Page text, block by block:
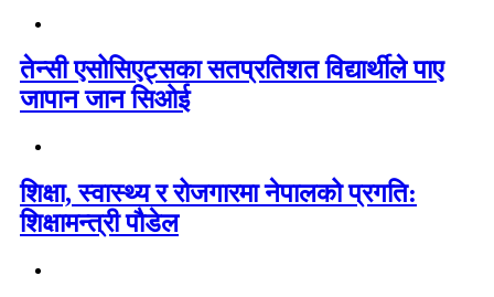
तेन्सी एसोसिएट्सका सतप्रतिशत विद्यार्थीले पाए
जापान जान सिओई
शिक्षा, स्वास्थ्य र रोजगारमा नेपालको प्रगति:
शिक्षामन्त्री पौडेल